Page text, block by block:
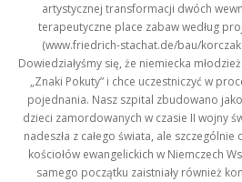
artystycznej transformacji dwóch
terapeutyczne place zabaw według
(www.friedrich-stachat.de/bau/
Dowiedziałyśmy się, że niemiecka
„Znaki Pokuty” i chce uczestniczyć w
pojednania. Nasz szpital zbudowano
dzieci zamordowanych w czasie II wojny
nadeszła z całego świata, ale
kościołów ewangelickich w Niemczech
samego początku zaistniały również